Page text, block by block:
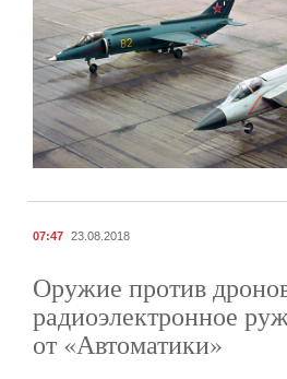
07:47 23.08.2018
Оружие против
радиоэлектронное
от «Автоматики»